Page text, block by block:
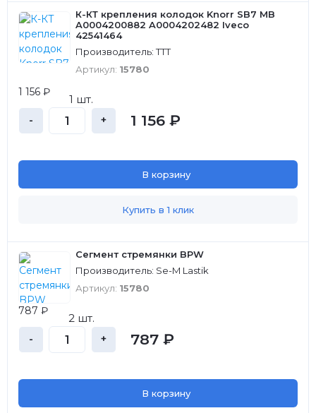
К-КТ крепления колодок Knorr SB7 MB
A0004200882 A0004202482 Iveco
42541464
Производитель: TTT
Артикул: 15780
1 156 ₽
1 шт.
- + 1 156 ₽
В корзину
Купить в 1 клик
Сегмент стремянки BPW
Производитель: Se-M Lastik
Артикул: 15780
787 ₽
2 шт.
- + 787 ₽
В корзину